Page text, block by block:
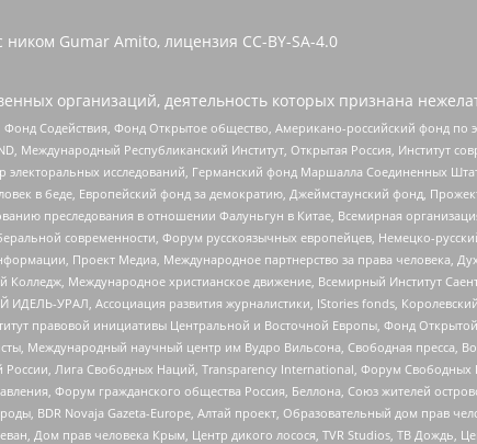
Gumar Amito, лицензия CC-BY-SA-4.0
организаций, деятельность которых признана
Содействия, Фонд Открытое общество, Американо-российский фонд
Международный Республиканский Институт, Открытая Россия, Институт
исследований, Германский фонд Маршалла Соединенных
в беде, Европейский фонд за демократию, Джеймстаунский фонд,
преследования в отношении Фалуньгун в Китае, Всемирная
современности, Форум русскоязычных европейцев, Немецко-
Проект Медиа, Международное партнерство за права человека,
Международное христианское движение, Всемирный Институт
УРАЛ, Ассоциация развития журналистики, IStories fonds,
правовой инициативы Центральной и Восточной Европы, Фонд
Международный научный центр им Вудро Вильсона, Свободная пресса,
Лига Свободных Наций, Transparеncy International, Форум Свободных
Форум гражданского общества Россия, Беллона, Союз жителей
BDR Novaja Gazeta-Europe, Алтай проект, Образовательный дом прав
Дом прав человека Крым, Центр дикого лосося, TVR Studios, ТВ Дождь,